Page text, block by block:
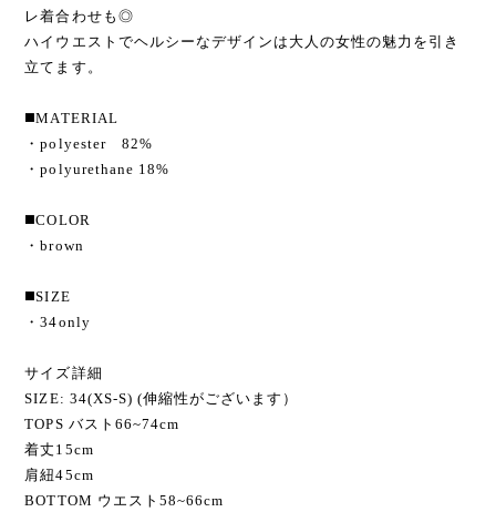
レ着合わせも◎
ハイウエストでヘルシーなデザインは大人の女性の魅力を引き
立てます。
◼️MATERIAL
・polyester 82%
・polyurethane 18%
◼️COLOR
・brown
◼️SIZE
・34only
サイズ詳細
SIZE: 34(XS-S) (伸縮性がございます）
TOPS バスト66~74cm
着丈15cm
肩紐45cm
BOTTOM ウエスト58~66cm